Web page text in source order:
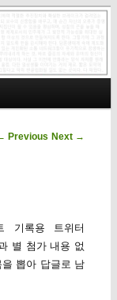
navigation
Previous Next →
기록용 트위터
별 첨가 내용 없
뽑아 답글로 남